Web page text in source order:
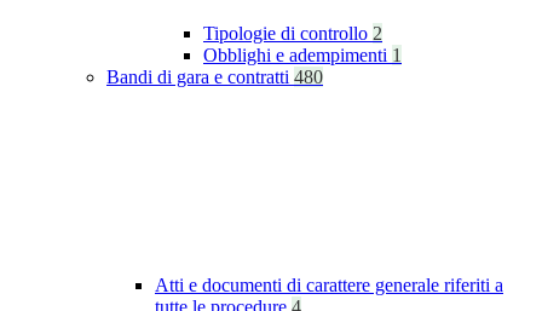
Tipologie di controllo 2
Obblighi e adempimenti 1
Bandi di gara e contratti 480
Atti e documenti di carattere generale riferiti a